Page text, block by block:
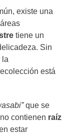
existe una
tiene un
Sin
la
está
que se
contienen raíz
estar